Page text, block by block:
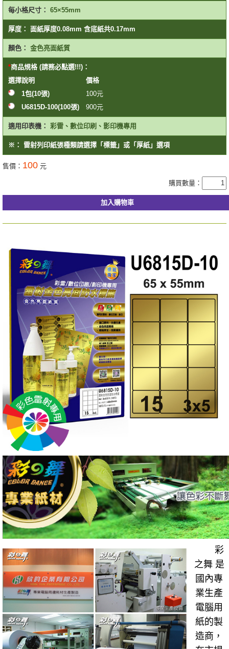
每小格尺寸： 65×55mm
厚度： 面紙厚度0.08mm 含底紙共0.17mm
顏色： 金色亮面紙質
商品規格 (請務必點選!!!)：
選擇說明
價格
1包(10張)
100元
U6815D-100(100張) 900元
適用印表機： 彩雷、數位印刷、影印機專用
※： 雷射列印紙張種類請選擇「標籤」或「厚紙」選項
售價： 100 元
購買數量：
彩
之舞 是
國內專
業生產
電腦用
紙的製
造商，